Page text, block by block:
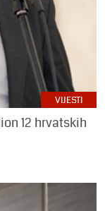
VIJESTI
12 hrvatskih